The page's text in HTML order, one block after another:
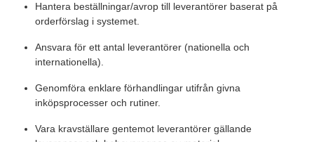
Hantera beställningar/avrop till leverantörer baserat på
orderförslag i systemet.
Ansvara för ett antal leverantörer (nationella och
internationella).
Genomföra enklare förhandlingar utifrån givna
inköpsprocesser och rutiner.
Vara kravställare gentemot leverantörer gällande